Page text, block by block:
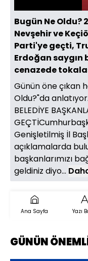
Aç
Bugün Ne Oldu?
Nevşehir ve
Parti'ye geçti,
Erdoğan saygın
cenazede
Günün öne çıkan
Oldu?"da
BELEDİYE
Genişletilmiş İl
açıklamalarda
başkanlarımızı
geldiniz diyo...
Ana Sayfa Yazı
GÜNÜN